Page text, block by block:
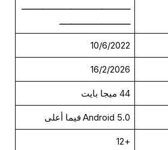
ــــــــــــــــــــــــــــــــــــــــــــــ
ــــــــــــــــــــــــــــــ
10/6/2022
16/2/2026
44 ميجا بايت
Android 5.0 فيما أعلى
+12